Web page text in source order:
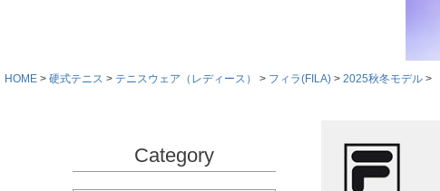
HOME 硬式テニス テニスウェア（レディース） フィラ(FILA) 2025秋冬モデル
Category